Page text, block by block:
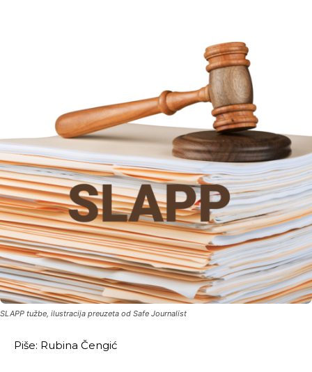
SLAPP tužbe, ilustracija preuzeta od Safe Journalist
Piše: Rubina Čengić